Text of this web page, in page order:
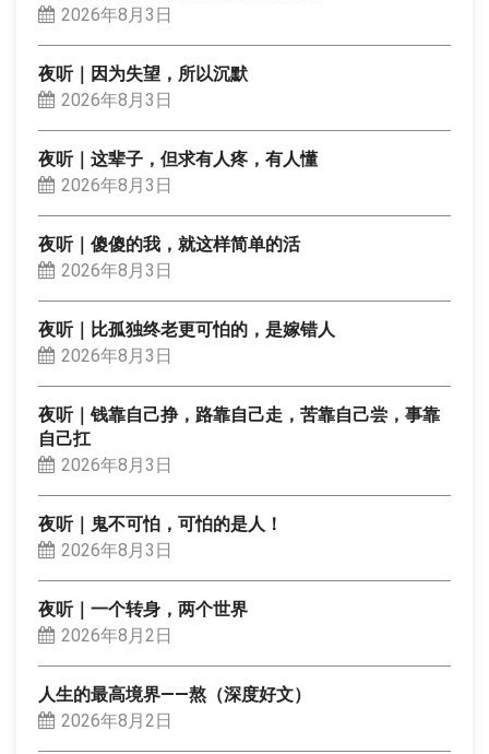
2026年8月3日
夜听｜因为失望，所以沉默
2026年8月3日
夜听｜这辈子，但求有人疼，有人懂
2026年8月3日
夜听｜傻傻的我，就这样简单的活
2026年8月3日
夜听｜比孤独终老更可怕的，是嫁错人
2026年8月3日
夜听｜钱靠自己挣，路靠自己走，苦靠自己尝，事靠
自己扛
2026年8月3日
夜听｜鬼不可怕，可怕的是人！
2026年8月3日
夜听｜一个转身，两个世界
2026年8月2日
人生的最高境界——熬（深度好文）
2026年8月2日